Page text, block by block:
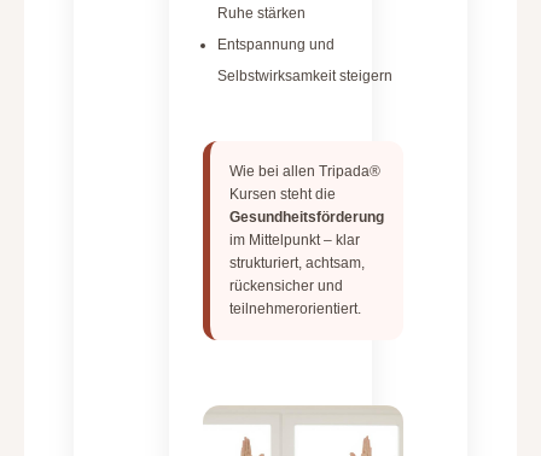
Ruhe stärken
Entspannung und
Selbstwirksamkeit steigern
Wie bei allen Tripada®
Kursen steht die
Gesundheitsförderung
im Mittelpunkt – klar
strukturiert, achtsam,
rückensicher und
teilnehmerorientiert.